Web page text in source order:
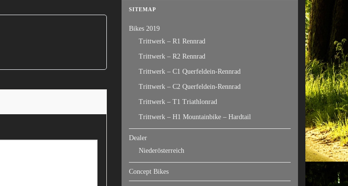
SITEMAP
Bikes 2019
Trittwerk – R1 Rennrad
Trittwerk – R2 Rennrad
Trittwerk – C1 Querfeldein-Rennrad
Trittwerk – C2 Querfeldein-Rennrad
Trittwerk – T1 Triathlonrad
Trittwerk – H1 Mountainbike – Hardtail
Dealer
Niederösterreich
Concept Bikes